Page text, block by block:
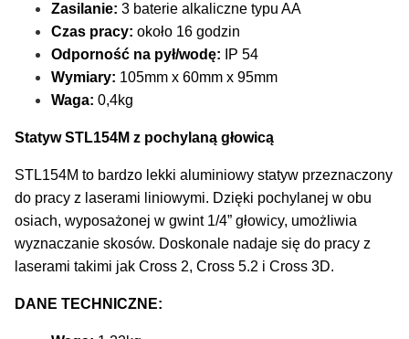
Zasilanie: 3 baterie alkaliczne typu AA
Czas pracy: około 16 godzin
Odporność na pył/wodę: IP 54
Wymiary: 105mm x 60mm x 95mm
Waga: 0,4kg
Statyw STL154M z pochylaną głowicą
STL154M to bardzo lekki aluminiowy statyw przeznaczony
do pracy z laserami liniowymi. Dzięki pochylanej w obu
osiach, wyposażonej w gwint 1/4” głowicy, umożliwia
wyznaczanie skosów. Doskonale nadaje się do pracy z
laserami takimi jak Cross 2, Cross 5.2 i Cross 3D.
DANE TECHNICZNE: